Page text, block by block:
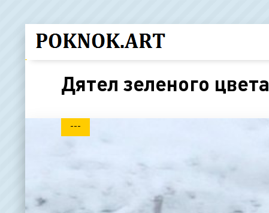
Дятел зеленого цвета
---